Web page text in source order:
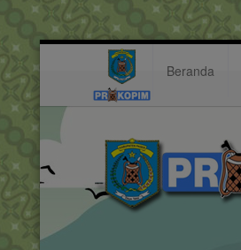
Beranda
Hastag: